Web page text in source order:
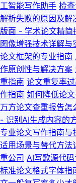
工智能写作助手 检
解析失败的原因及
版面 - 学术论文精简
图像增强技术详解与
论文框架的专业指南
作原创性与解决方案
重指南 论文重复率
作指南 如何降低论
万方论文查重报告
- 识别AI生成内容的
专业论文写作指南与
适用场景与替代方法
重公司 AI写歌源代
标准论文格式字体